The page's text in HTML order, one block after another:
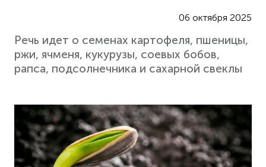
06 октября 2025
Речь идет о семенах картофеля, пшеницы,
ржи, ячменя, кукурузы, соевых бобов,
рапса, подсолнечника и сахарной свеклы